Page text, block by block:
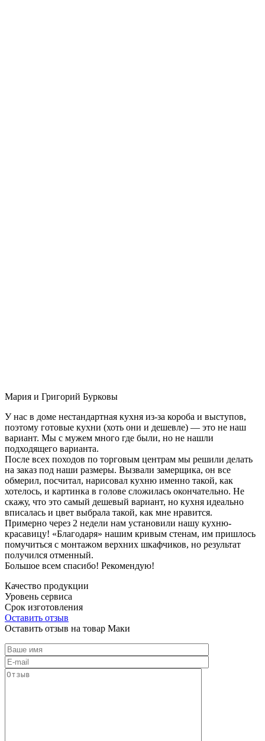
Мария и Григорий Бурковы
У нас в доме нестандартная кухня из-за короба и выступов,
поэтому готовые кухни (хоть они и дешевле) — это не наш
вариант. Мы с мужем много где были, но не нашли
подходящего варианта.
После всех походов по торговым центрам мы решили делать
на заказ под наши размеры. Вызвали замерщика, он все
обмерил, посчитал, нарисовал кухню именно такой, как
хотелось, и картинка в голове сложилась окончательно. Не
скажу, что это самый дешевый вариант, но кухня идеально
вписалась и цвет выбрала такой, как мне нравится.
Примерно через 2 недели нам установили нашу кухню-
красавицу! «Благодаря» нашим кривым стенам, им пришлось
помучиться с монтажом верхних шкафчиков, но результат
получился отменный.
Большое всем спасибо! Рекомендую!
Качество продукции
Уровень сервиса
Срок изготовления
Оставить отзыв
Оставить отзыв на товар Маки